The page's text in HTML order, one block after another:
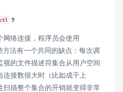
？
网络连接，程序员会使用
方法有一个共同的缺点：每次调
视的文件描述符集合从用户空间
连接数很大时（比如成千上
描整个集合的开销就变得非常